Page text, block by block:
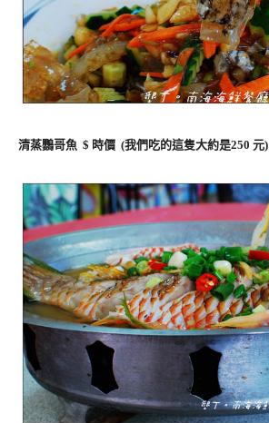
清蒸鸚哥魚 $ 時價 (我們吃的這隻大約是250 元)